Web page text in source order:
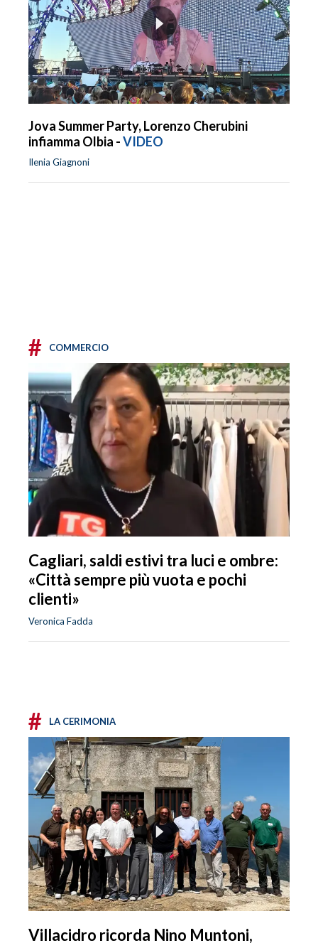
Jova Summer Party, Lorenzo Cherubini
infiamma Olbia -VIDEO
Ilenia Giagnoni
# COMMERCIO
Cagliari, saldi estivi tra luci e ombre:
«Città sempre più vuota e pochi
clienti»
Veronica Fadda
# LA CERIMONIA
Villacidro ricorda Nino Muntoni,